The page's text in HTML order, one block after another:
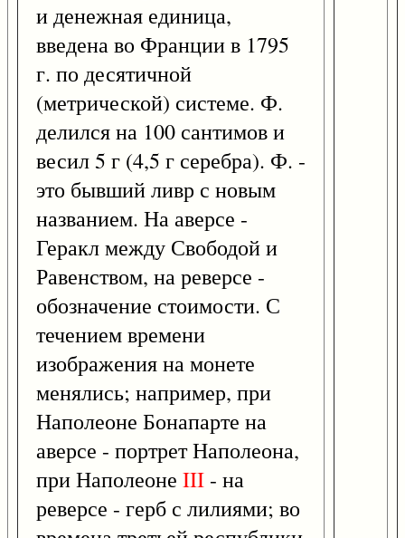
и денежная единица,
введена во Франции в 1795
г. по десятичной
(метрической) системе. Ф.
делился на 100 сантимов и
весил 5 г (4,5 г серебра). Ф. -
это бывший ливр с новым
названием. На аверсе -
Геракл между Свободой и
Равенством, на реверсе -
обозначение стоимости. С
течением времени
изображения на монете
менялись; например, при
Наполеоне Бонапарте на
аверсе - портрет Наполеона,
при Наполеоне III - на
реверсе - герб с лилиями; во